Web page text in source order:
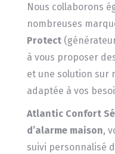
Nous collaborons
nombreuses
Protect
à vous proposer
et une solution sur
adaptée à vos
Atlantic Confort
d’alarme maison,
suivi personnalisé